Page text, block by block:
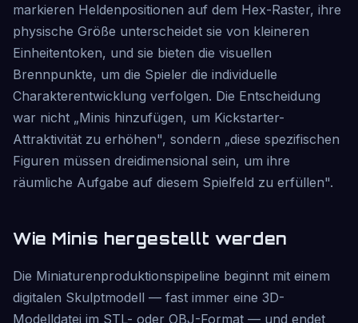
markieren Heldenpositionen auf dem Hex-Raster, ihre
physische Größe unterscheidet sie von kleineren
Einheitentoken, und sie bieten die visuellen
Brennpunkte, um die Spieler die individuelle
Charakterentwicklung verfolgen. Die Entscheidung
war nicht „Minis hinzufügen, um Kickstarter-
Attraktivität zu erhöhen", sondern „diese spezifischen
Figuren müssen dreidimensional sein, um ihre
räumliche Aufgabe auf diesem Spielfeld zu erfüllen".
Wie Minis hergestellt werden
Die Miniaturenproduktionspipeline beginnt mit einem
digitalen Skulptmodell — fast immer eine 3D-
Modelldatei im STL- oder OBJ-Format — und endet